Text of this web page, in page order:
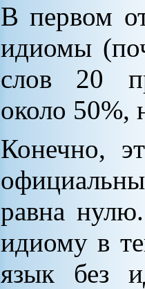
В первом
идиомы
слов 20
около 50%,
Конечно,
равна
идиому в
язык без